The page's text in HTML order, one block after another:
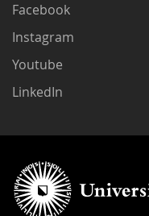
Facebook
Instagram
Youtube
LinkedIn